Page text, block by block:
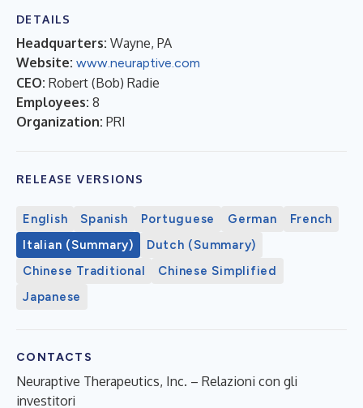
DETAILS
Headquarters: Wayne, PA
Website: www.neuraptive.com
CEO: Robert (Bob) Radie
Employees: 8
Organization: PRI
RELEASE VERSIONS
English Spanish Portuguese German
French
Italian (Summary)
Dutch (Summary)
Chinese Traditional
Chinese Simplified
Japanese
CONTACTS
Neuraptive Therapeutics, Inc. – Relazioni con gli
investitori